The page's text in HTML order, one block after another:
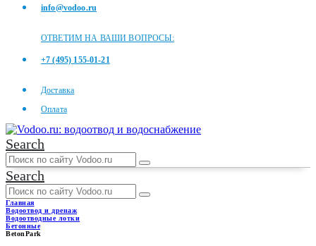
info@vodoo.ru
ОТВЕТИМ НА ВАШИ ВОПРОСЫ:
+7 (495) 155-01-21
Доставка
Оплата
Search
Search
Главная
Водоотвод и дренаж
Водоотводные лотки
Бетонные
BetonPark